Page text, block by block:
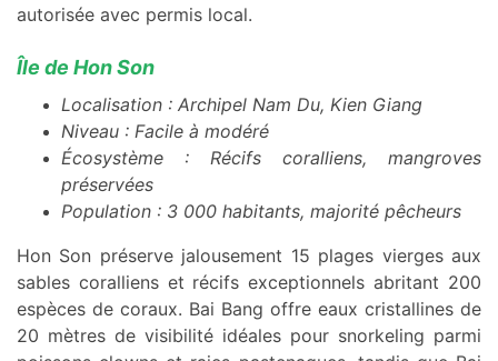
autorisée avec permis local.
Île de Hon Son
Localisation : Archipel Nam Du, Kien Giang
Niveau : Facile à modéré
Écosystème : Récifs coralliens, mangroves
préservées
Population : 3 000 habitants, majorité pêcheurs
Hon Son préserve jalousement 15 plages vierges aux
sables coralliens et récifs exceptionnels abritant 200
espèces de coraux. Bai Bang offre eaux cristallines de
20 mètres de visibilité idéales pour snorkeling parmi